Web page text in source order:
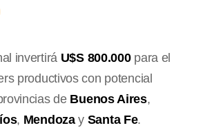
invertirá U$S 800.000para el
productivos con potencial
deBuenos Aires,
, Mendozay Santa Fe.